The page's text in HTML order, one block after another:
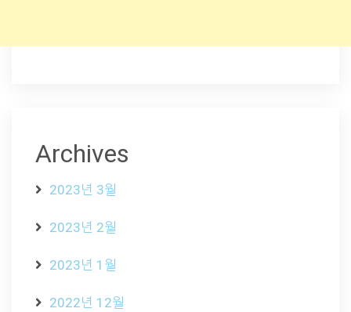
Archives
2023년 3월
2023년 2월
2023년 1월
2022년 12월